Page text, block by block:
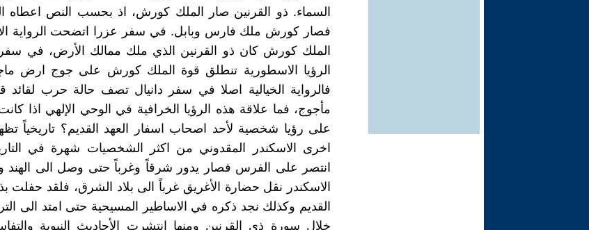
السماء. ذو القرنين صار الملك كورش، اذ بحسب النص اعطاه
فصار كورش ملك فارس وبابل. في سفر عزرا اتضحت الرواية
الملك كورش كان ذو القرنين الذي ملك ممالك الأرض، في
الرؤيا الاسطورية تنطلق قوة الملك كورش على جوج ارض
فالرواية الخيالية اصلا في سفر دانيال تصف حالة حرب
مأجوج، فما علاقة هذه الرؤيا الخرافية في الوحي الإلهي اذا
على رؤيا شخصية لأحد اصحاب اسفار العهد القديم؟ تاريخياً
اخرى الاسكندر المقدوني من اكثر الشخصيات شهرة في
انتصر على الفرس فصار يدور شرقاً وغرباً حتى وصل الى الهند
الاسكندر نقل حضارة الأغريق غرباً الى بلاد الشرق، فلقد
القديم وكذلك نجد ذكره في الاساطير المسيحية حتى امتد الى
خلال سورة ذي القرنين ومنها انتشرت الأحاديث النبوية